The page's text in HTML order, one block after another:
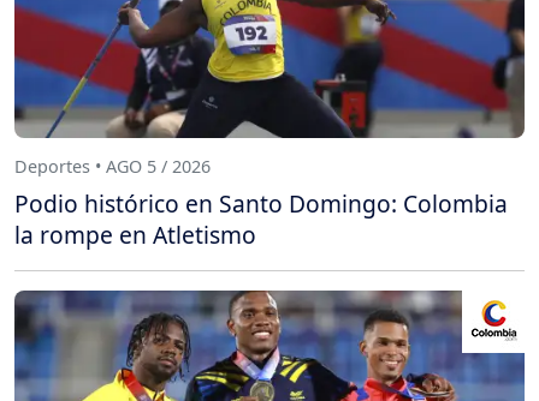
Deportes • AGO 5 / 2026
Podio histórico en Santo Domingo: Colombia
la rompe en Atletismo